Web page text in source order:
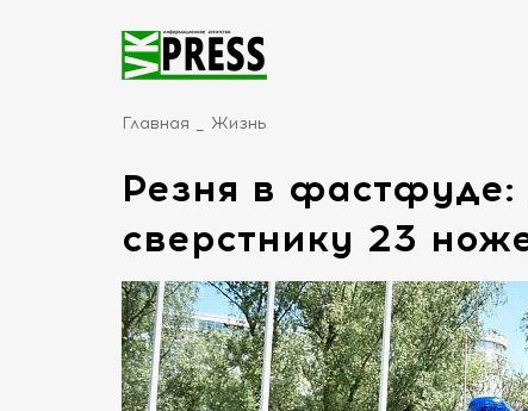
Главная Жизнь
Резня в фастфуде:
сверстнику 23